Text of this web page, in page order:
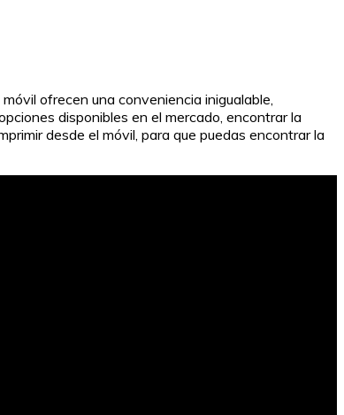
ofrecen una conveniencia inigualable,
disponibles en el mercado, encontrar la
desde el móvil, para que puedas encontrar la